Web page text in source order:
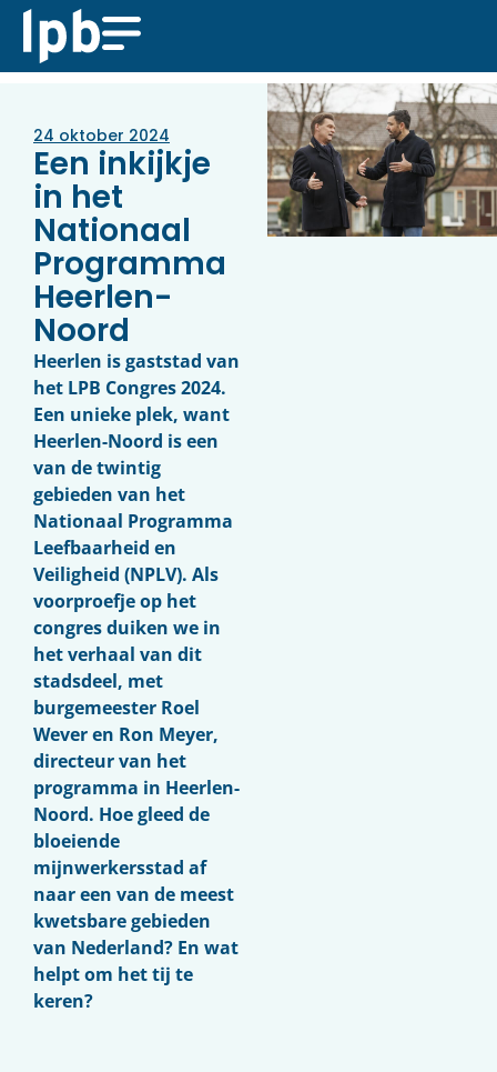
24 oktober 2024
Een inkijkje
in het
Nationaal
Programma
Heerlen-
Noord
Heerlen is gaststad van
het LPB Congres 2024.
Een unieke plek, want
Heerlen-Noord is een
van de twintig
gebieden van het
Nationaal Programma
Leefbaarheid en
Veiligheid (NPLV). Als
voorproefje op het
congres duiken we in
het verhaal van dit
stadsdeel, met
burgemeester Roel
Wever en Ron Meyer,
directeur van het
programma in Heerlen-
Noord. Hoe gleed de
bloeiende
mijnwerkersstad af
naar een van de meest
kwetsbare gebieden
van Nederland? En wat
helpt om het tij te
keren?